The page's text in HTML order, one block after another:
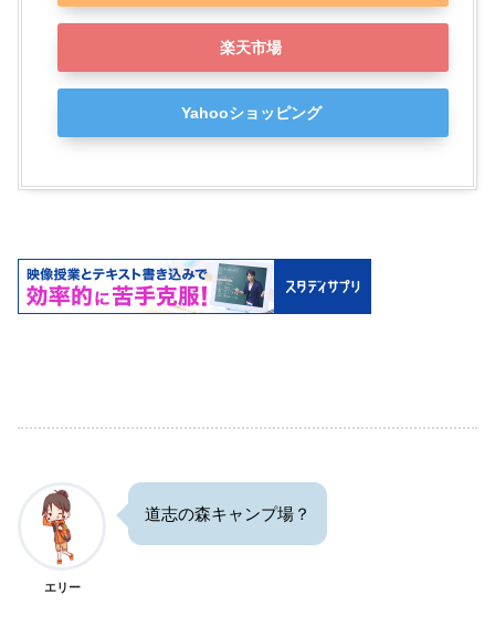
楽天市場
Yahooショッピング
エリー
道志の森キャンプ場？